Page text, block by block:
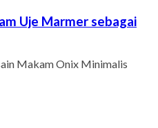
Uje Marmer sebagai
Makam Onix Minimalis